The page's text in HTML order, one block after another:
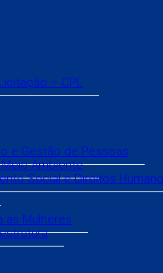
– CPL
e Gestão de Pessoas
Ambiente
Social e Direitos
as Mulheres